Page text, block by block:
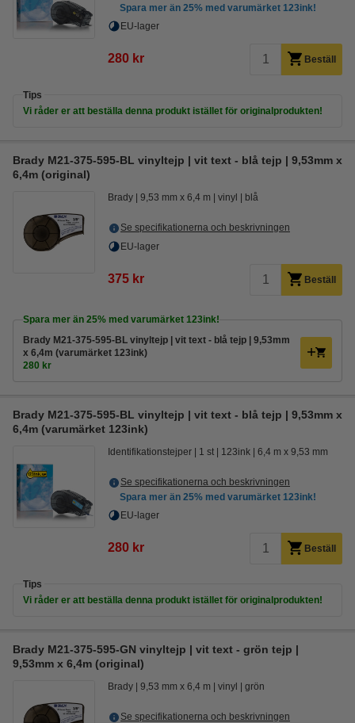
Spara mer än 25% med varumärket 123ink!
EU-lager
280 kr Beställ
Tips
Vi råder er att beställa denna produkt istället för originalprodukten!
Brady M21-375-595-BL vinyltejp | vit text - blå tejp | 9,53mm x
6,4m (original)
Brady 9,53 mm x 6,4 m vinyl blå
Se specifikationerna och beskrivningen
EU-lager
375 kr Beställ
Spara mer än 25% med varumärket 123ink!
Brady M21-375-595-BL vinyltejp | vit text - blå tejp | 9,53mm
x 6,4m (varumärket 123ink)
280 kr
Brady M21-375-595-BL vinyltejp | vit text - blå tejp | 9,53mm x
6,4m (varumärket 123ink)
Identifikationstejper 1 st 123ink 6,4 m x 9,53 mm
Se specifikationerna och beskrivningen
Spara mer än 25% med varumärket 123ink!
EU-lager
280 kr Beställ
Tips
Vi råder er att beställa denna produkt istället för originalprodukten!
Brady M21-375-595-GN vinyltejp | vit text - grön tejp |
9,53mm x 6,4m (original)
Brady 9,53 mm x 6,4 m vinyl grön
Se specifikationerna och beskrivningen